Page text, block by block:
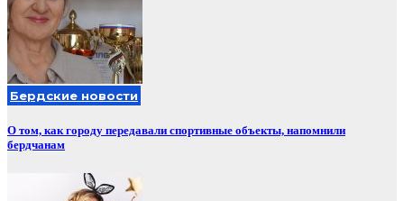
Бердские новости
О том, как городу передавали спортивные объекты, напомнили
бердчанам